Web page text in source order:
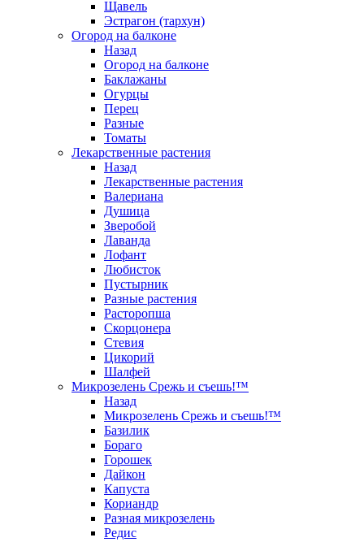
Щавель
Эстрагон (тархун)
Огород на балконе
Назад
Огород на балконе
Баклажаны
Огурцы
Перец
Разные
Томаты
Лекарственные растения
Назад
Лекарственные растения
Валериана
Душица
Зверобой
Лаванда
Лофант
Любисток
Пустырник
Разные растения
Расторопша
Скорцонера
Стевия
Цикорий
Шалфей
Микрозелень Срежь и съешь!™
Назад
Микрозелень Срежь и съешь!™
Базилик
Бораго
Горошек
Дайкон
Капуста
Кориандр
Разная микрозелень
Редис